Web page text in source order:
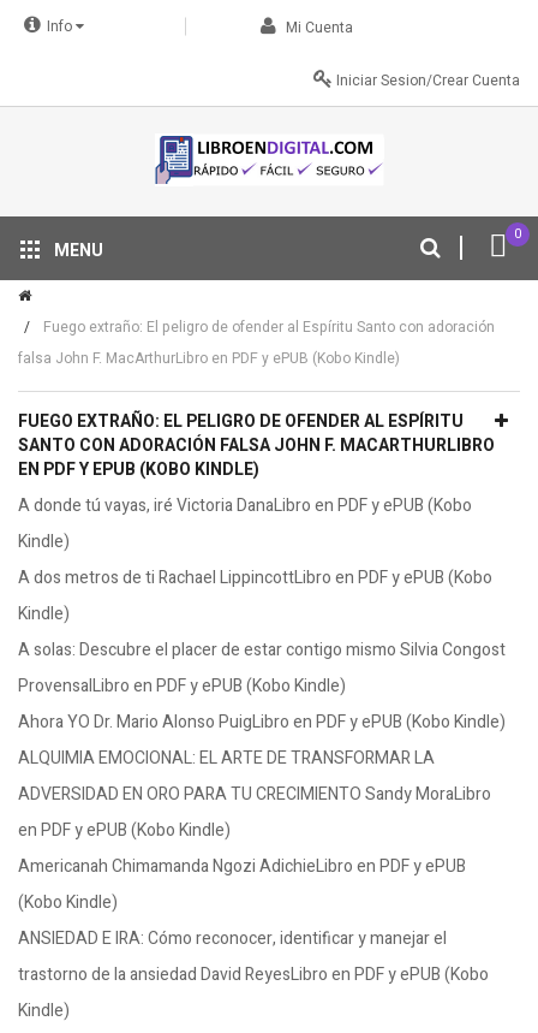
Info Mi Cuenta
Iniciar Sesion/Crear Cuenta
0
MENU
Fuego extraño: El peligro de ofender al Espíritu Santo con adoración
falsa John F. MacArthurLibro en PDF y ePUB (Kobo Kindle)
FUEGO EXTRAÑO: EL PELIGRO DE OFENDER AL ESPÍRITU
SANTO CON ADORACIÓN FALSA JOHN F. MACARTHURLIBRO
EN PDF Y EPUB (KOBO KINDLE)
A donde tú vayas, iré Victoria DanaLibro en PDF y ePUB (Kobo
Kindle)
A dos metros de ti Rachael LippincottLibro en PDF y ePUB (Kobo
Kindle)
A solas: Descubre el placer de estar contigo mismo Silvia Congost
ProvensalLibro en PDF y ePUB (Kobo Kindle)
Ahora YO Dr. Mario Alonso PuigLibro en PDF y ePUB (Kobo Kindle)
ALQUIMIA EMOCIONAL: EL ARTE DE TRANSFORMAR LA
ADVERSIDAD EN ORO PARA TU CRECIMIENTO Sandy MoraLibro
en PDF y ePUB (Kobo Kindle)
Americanah Chimamanda Ngozi AdichieLibro en PDF y ePUB
(Kobo Kindle)
ANSIEDAD E IRA: Cómo reconocer, identificar y manejar el
trastorno de la ansiedad David ReyesLibro en PDF y ePUB (Kobo
Kindle)